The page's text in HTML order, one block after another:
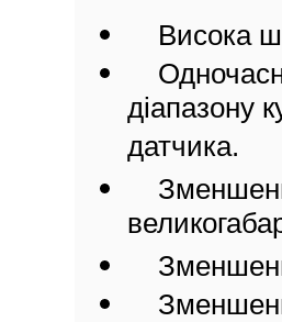
Висока
діапазону
датчика.